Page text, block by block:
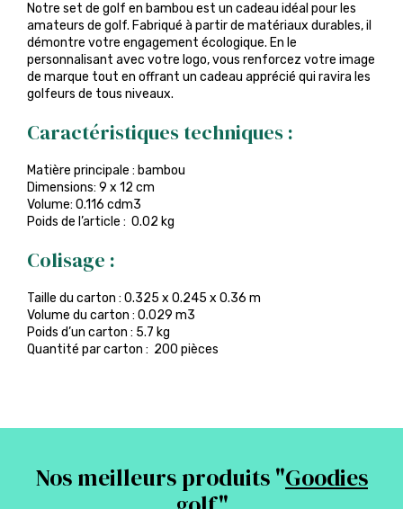
Notre set de golf en bambou est un cadeau idéal pour les
amateurs de golf. Fabriqué à partir de matériaux durables, il
démontre votre engagement écologique. En le
personnalisant avec votre logo, vous renforcez votre image
de marque tout en offrant un cadeau apprécié qui ravira les
golfeurs de tous niveaux.
Caractéristiques techniques :
Matière principale : bambou
Dimensions: 9 x 12 cm
Volume: 0.116 cdm3
Poids de l’article : 0.02 kg
Colisage :
Taille du carton : 0.325 x 0.245 x 0.36 m
Volume du carton : 0.029 m3
Poids d’un carton : 5.7 kg
Quantité par carton : 200 pièces
Nos meilleurs produits "Goodies